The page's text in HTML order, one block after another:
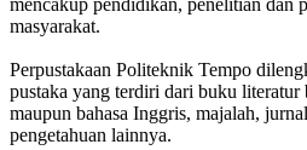
mencakup pendidikan, penelitian dan
masyarakat.
Perpustakaan Politeknik Tempo
pustaka yang terdiri dari buku literatur
maupun bahasa Inggris, majalah,
pengetahuan lainnya.